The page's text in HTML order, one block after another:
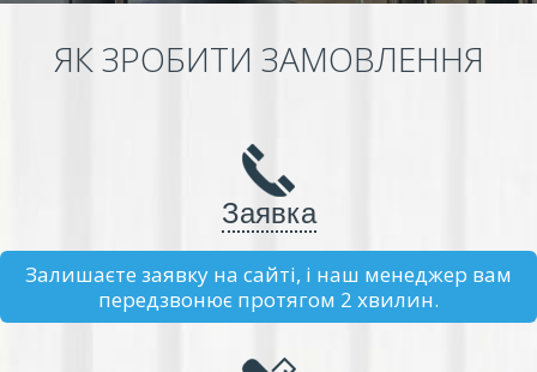
ЯК ЗРОБИТИ ЗАМОВЛЕННЯ
Заявка
Залишаєте заявку на сайті, і наш менеджер вам
передзвонює протягом 2 хвилин.